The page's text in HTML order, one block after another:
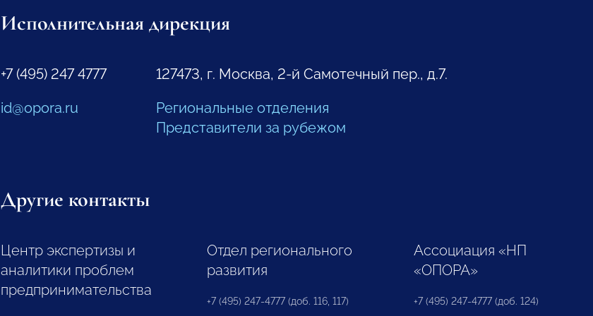
Исполнительная дирекция
+7 (495) 247 4777
id@opora.ru
127473, г. Москва, 2-й Самотечный пер., д.7.
Региональные отделения
Представители за рубежом
Другие контакты
Центр экспертизы и
аналитики проблем
предпринимательства
Отдел регионального
развития
+7 (495) 247-4777 (доб. 116, 117)
Ассоциация «НП
«ОПОРА»
+7 (495) 247-4777 (доб. 124)